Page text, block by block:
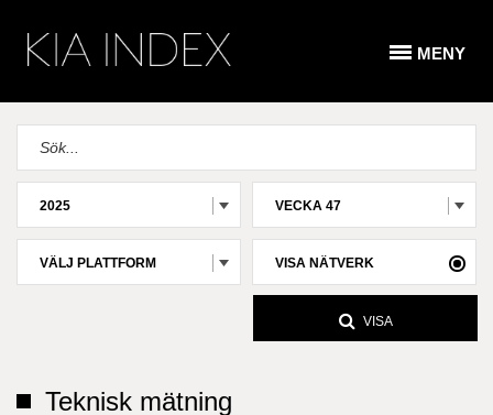
MENY
VISA
2025 VECKA 47
VÄLJ PLATTFORM VISA NÄTVERK
Teknisk mätning